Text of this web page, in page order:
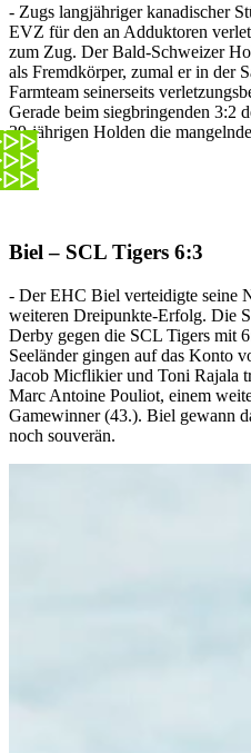
- Zugs langjähriger kanadischer
EVZ für den an Adduktoren
zum Zug. Der Bald-Schweizer
als Fremdkörper, zumal er in der
Farmteam seinerseits
Gerade beim siegbringenden 3:2
39-jährigen Holden die
Biel – SCL Tigers 6:3
- Der EHC Biel verteidigte seine
weiteren Dreipunkte-Erfolg. Die
Derby gegen die SCL Tigers mit
Seeländer gingen auf das Konto
Jacob Micflikier und Toni Rajala
Marc Antoine Pouliot, einem
Gamewinner (43.). Biel gewann
noch souverän.